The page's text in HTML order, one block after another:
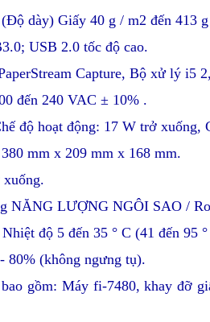
dày) Giấy 40 g / m2 đến 413
USB 2.0 tốc độ cao.
Capture, Bộ xử lý i5
đến 240 VAC ± 10% .
độ hoạt động: 17 W trở
mm x 209 mm x 168 mm.
NĂNG LƯỢNG NGÔI SAO /
độ 5 đến 35 ° C (41 đến 95
80% (không ngưng tụ).
gồm: Máy fi-7480, khay đỡ